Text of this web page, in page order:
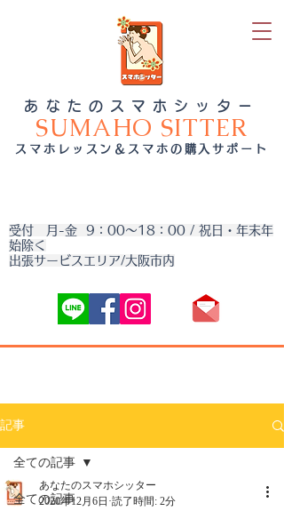
あなたのスマホシッター
SUMAHO SITTER
スマホレッスン＆スマホの購入サポート
受付 月-金 9：00～18：00 / 祝日・年末年
始除く
出張サービスエリア/大阪市内
記事
全ての記事
全ての記事
あなたのスマホシッター
2020年12月6日 読了時間: 2分